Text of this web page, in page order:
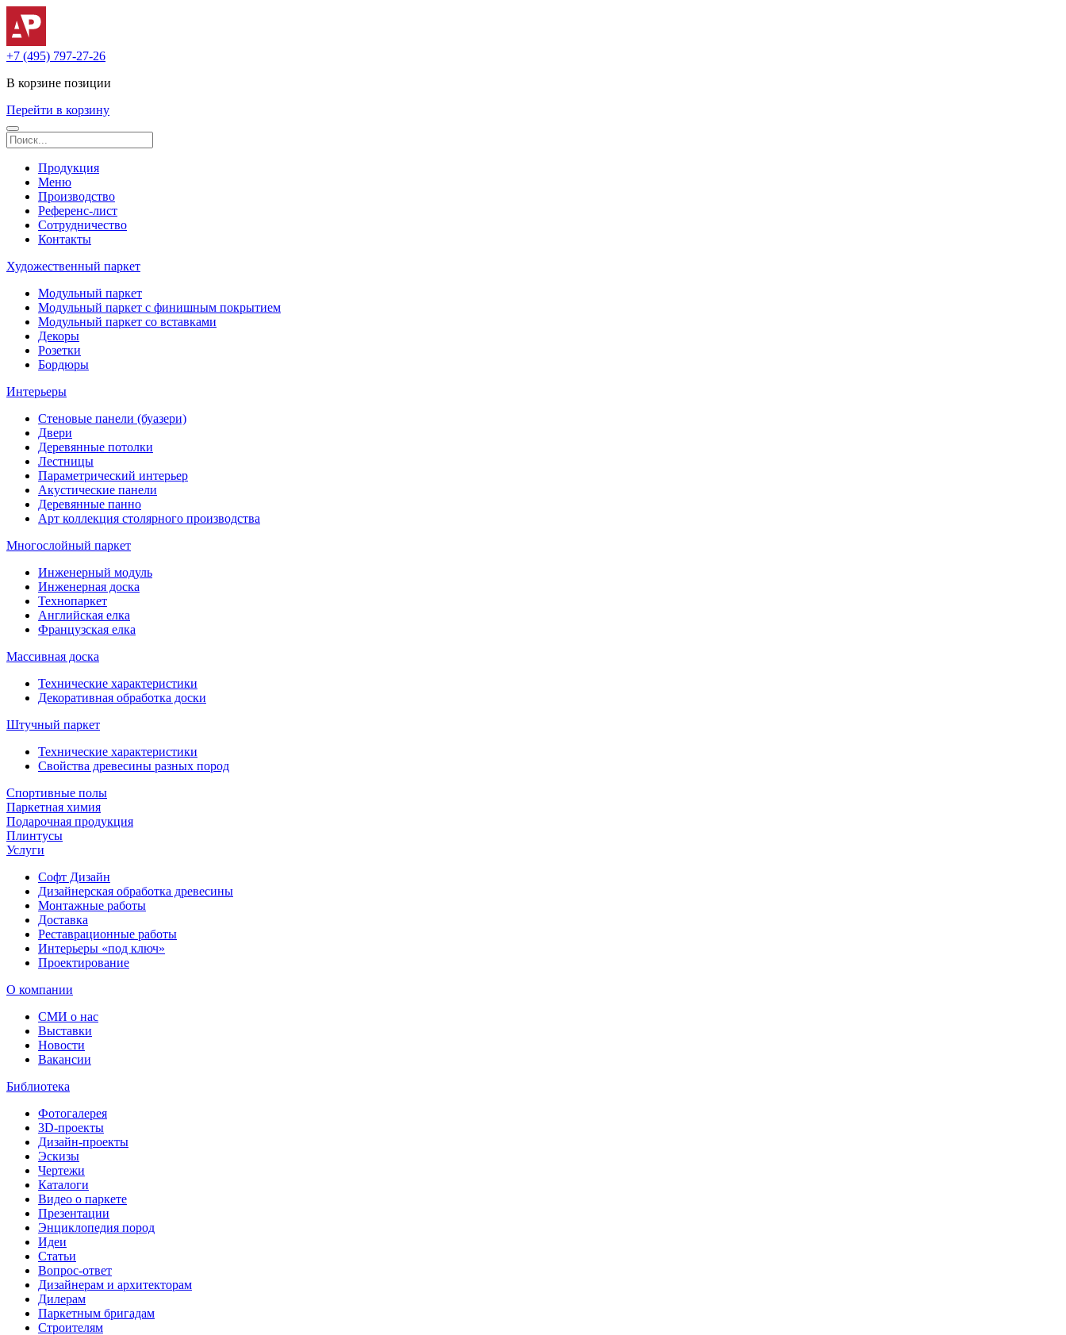
+7 (495) 797-27-26
В корзине позиции
Перейти в корзину
Продукция
Меню
Производство
Референс-лист
Сотрудничество
Контакты
Художественный паркет
Модульный паркет
Модульный паркет с финишным покрытием
Модульный паркет со вставками
Декоры
Розетки
Бордюры
Интерьеры
Стеновые панели (буазери)
Двери
Деревянные потолки
Лестницы
Параметрический интерьер
Акустические панели
Деревянные панно
Арт коллекция столярного производства
Многослойный паркет
Инженерный модуль
Инженерная доска
Технопаркет
Английская елка
Французская елка
Массивная доска
Технические характеристики
Декоративная обработка доски
Штучный паркет
Технические характеристики
Свойства древесины разных пород
Спортивные полы
Паркетная химия
Подарочная продукция
Плинтусы
Услуги
Софт Дизайн
Дизайнерская обработка древесины
Монтажные работы
Доставка
Реставрационные работы
Интерьеры «под ключ»
Проектирование
О компании
СМИ о нас
Выставки
Новости
Вакансии
Библиотека
Фотогалерея
3D-проекты
Дизайн-проекты
Эскизы
Чертежи
Каталоги
Видео о паркете
Презентации
Энциклопедия пород
Идеи
Статьи
Вопрос-ответ
Дизайнерам и архитекторам
Дилерам
Паркетным бригадам
Строителям